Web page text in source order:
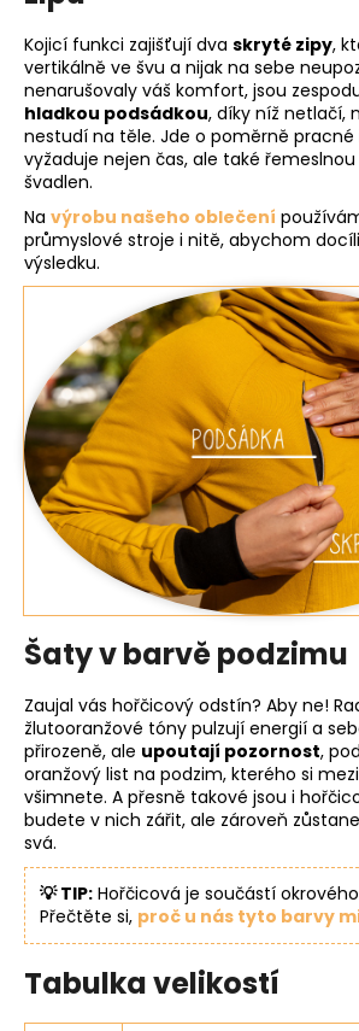
Kojicí funkci zajišťují dva skryté zipy,
vertikálně ve švu a nijak na sebe
nenarušovaly váš komfort, jsou
hladkou podsádkou, díky níž netlačí,
nestudí na těle. Jde o poměrně pracné
vyžaduje nejen čas, ale také
švadlen.
Na výrobu našeho oblečení
průmyslové stroje i nitě, abychom
výsledku.
Šaty v barvě podzimu
Zaujal vás hořčicový odstín? Aby ne!
žlutooranžové tóny pulzují energií a
přirozeně, ale upoutají pozornost,
oranžový list na podzim, kterého si
všimnete. A přesně takové jsou i
budete v nich zářit, ale zároveň
svá.
💡 TIP: Hořčicová je součástí
Přečtěte si, proč u nás tyto barvy
Tabulka velikostí